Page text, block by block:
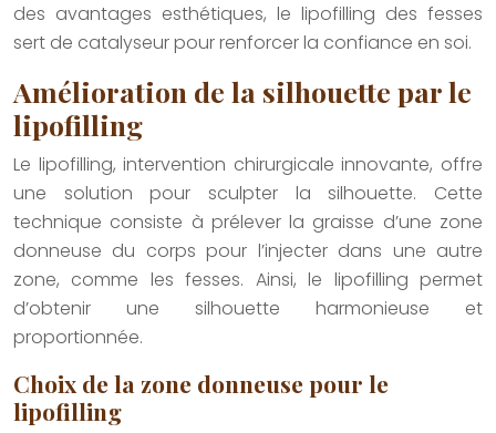
des avantages esthétiques, le lipofilling des fesses
sert de catalyseur pour renforcer la confiance en soi.
Amélioration de la silhouette par le
lipofilling
Le lipofilling, intervention chirurgicale innovante, offre
une solution pour sculpter la silhouette. Cette
technique consiste à prélever la graisse d’une zone
donneuse du corps pour l’injecter dans une autre
zone, comme les fesses. Ainsi, le lipofilling permet
d’obtenir une silhouette harmonieuse et
proportionnée.
Choix de la zone donneuse pour le
lipofilling